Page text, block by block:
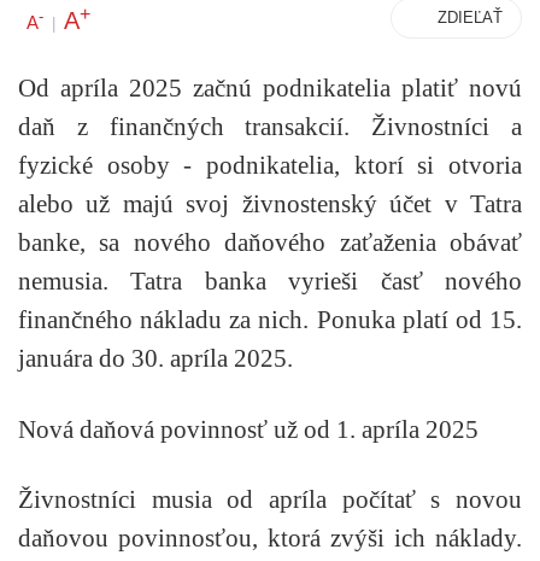
A- | A+ ZDIEĽAŤ
Od apríla 2025 začnú podnikatelia platiť novú
daň z finančných transakcií. Živnostníci a
fyzické osoby - podnikatelia, ktorí si otvoria
alebo už majú svoj živnostenský účet v Tatra
banke, sa nového daňového zaťaženia obávať
nemusia. Tatra banka vyrieši časť nového
finančného nákladu za nich. Ponuka platí od 15.
januára do 30. apríla 2025.
Nová daňová povinnosť už od 1. apríla 2025
Živnostníci musia od apríla počítať s novou
daňovou povinnosťou, ktorá zvýši ich náklady.